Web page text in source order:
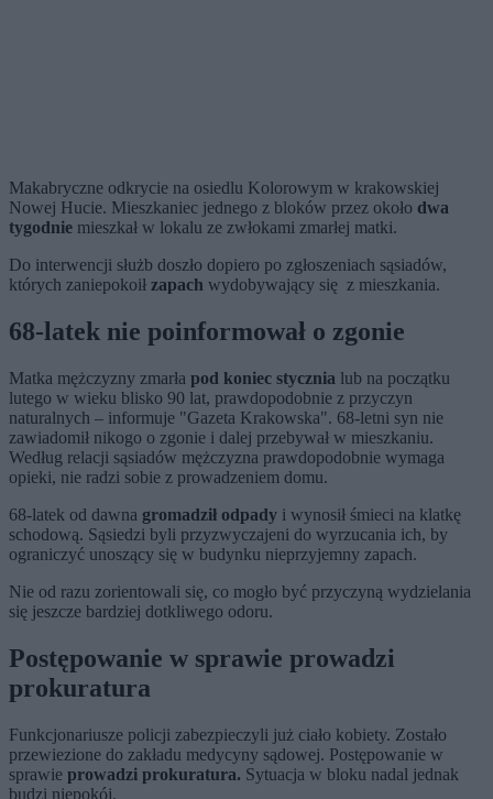
Makabryczne odkrycie na osiedlu Kolorowym w krakowskiej
Nowej Hucie. Mieszkaniec jednego z bloków przez około dwa
tygodnie mieszkał w lokalu ze zwłokami zmarłej matki.
Do interwencji służb doszło dopiero po zgłoszeniach sąsiadów,
których zaniepokoił zapach wydobywający się z mieszkania.
68-latek nie poinformował o zgonie
Matka mężczyzny zmarła pod koniec stycznia lub na początku
lutego w wieku blisko 90 lat, prawdopodobnie z przyczyn
naturalnych – informuje "Gazeta Krakowska". 68-letni syn nie
zawiadomił nikogo o zgonie i dalej przebywał w mieszkaniu.
Według relacji sąsiadów mężczyzna prawdopodobnie wymaga
opieki, nie radzi sobie z prowadzeniem domu.
68-latek od dawna gromadził odpady i wynosił śmieci na klatkę
schodową. Sąsiedzi byli przyzwyczajeni do wyrzucania ich, by
ograniczyć unoszący się w budynku nieprzyjemny zapach.
Nie od razu zorientowali się, co mogło być przyczyną wydzielania
się jeszcze bardziej dotkliwego odoru.
Postępowanie w sprawie prowadzi
prokuratura
Funkcjonariusze policji zabezpieczyli już ciało kobiety. Zostało
przewiezione do zakładu medycyny sądowej. Postępowanie w
sprawie prowadzi prokuratura. Sytuacja w bloku nadal jednak
budzi niepokój.